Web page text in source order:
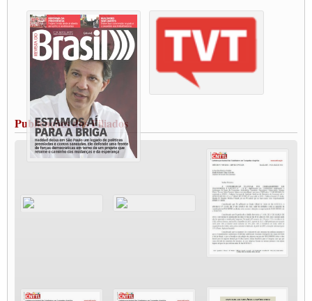
Condutores de Guarulhos farão greve sanitária nesta terça-feira (20)
Paralisação dos Caminhoneiros na #BR285, entrocamento que liga o Mercosul ao
Rio Grande
Caminhoneiros bloqueiam duas faixas na Castello Branco e fazem protesto
Modal-Live #13 Aumento da Violência Contra Mulher e o Adoecimento da Classe
Trabalhadora em Tempos de Pandemia
MODAL-LIVE#12 POLÍTICAS PÚBLICAS DE TRANSPORTE PARA A
CLASSE TRABALHADORA E ELEIÇÕES NA PANDEMIA
MODAL-LIVE#11 POLÍTICAS PÚBLICAS DE TRANSPORTE
JUVENTUDE DO TRANSPORTE: POR QUE DEVEMOS NOS ORGANIZAR?
Fabio Primo testa positivo para Coronavírus, mas está bem de saúde
Modal-Live#9 Quais são os direitos dos trabalhador@s que contraem a Covid-19 na
Participe da Campanha Fora Bolsonaro
CNTTL e FECOOTAC apoiam Campanha de testes de COVID-19 para
MODAL-LIVE#8 - Lideranças sindicais da CNTTL, CGTB e dos caminhoneiros
O PAPEL DA ITF E FUTAC NAS LUTAS, EMPREGO, DIREITOS EM
Publicações dos Filiados